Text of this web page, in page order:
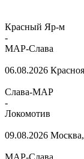
Красный Яр-м
-
МАР-Слава
06.08.2026
Слава-МАР
-
Локомотив
09.08.2026